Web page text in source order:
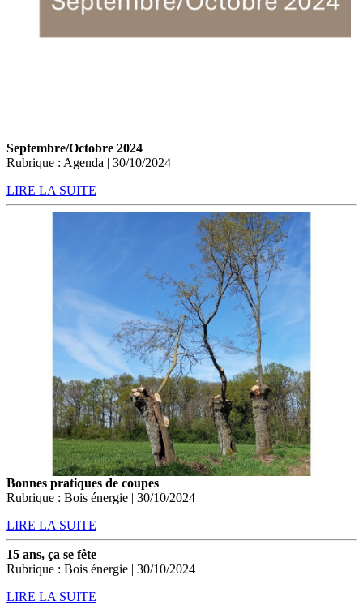
Septembre/Octobre 2024
Rubrique : Agenda | 30/10/2024
LIRE LA SUITE
Bonnes pratiques de coupes
Rubrique : Bois énergie | 30/10/2024
LIRE LA SUITE
15 ans, ça se fête
Rubrique : Bois énergie | 30/10/2024
LIRE LA SUITE